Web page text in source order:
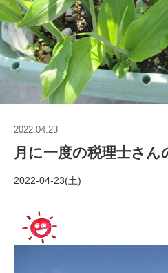
2022.04.23
月に一度の税理士さん
2022-04-23(土)